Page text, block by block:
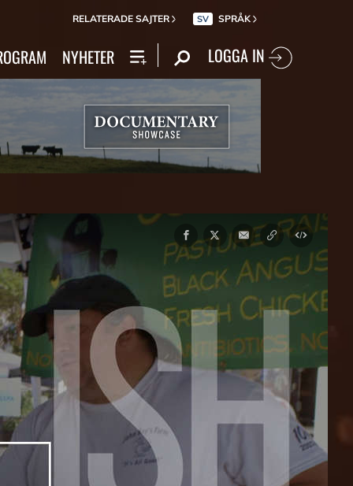
RELATERADE SAJTER SV SPRÅK
NYHETER LOGGA IN